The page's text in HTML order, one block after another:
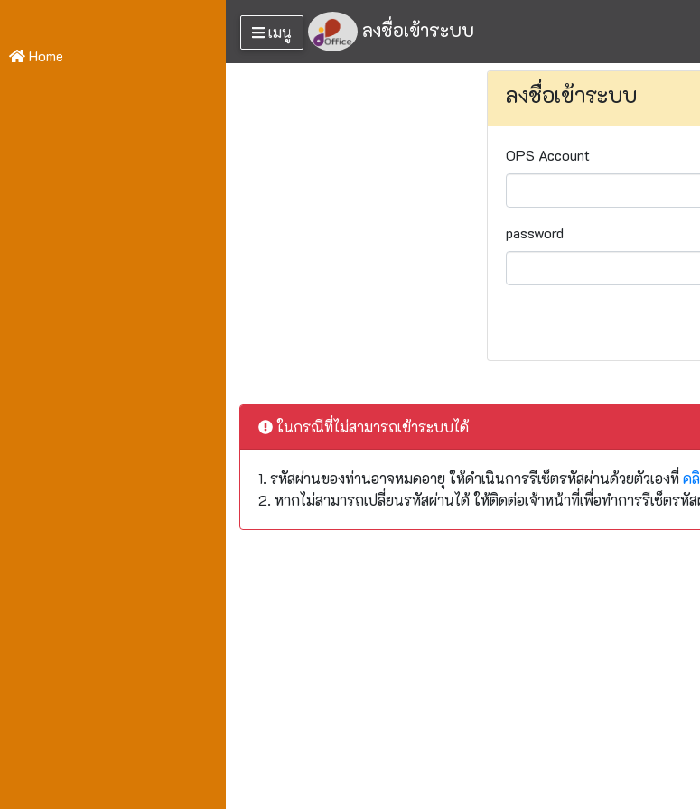
Home
เมนู ลงชื่อเข้าระบบ
ลงชื่อเข้าระบบ
OPS Account
password
ในกรณีที่ไม่สามารถเข้าระบบได้
1. รหัสผ่านของท่านอาจหมดอายุ ให้ดำเนินการรีเซ็ตรหัสผ่านด้วยตัวเองที่ ค
2. หากไม่สามารถเปลี่ยนรหัสผ่านได้ ให้ติดต่อเจ้าหน้าที่เพื่อทำการรีเซ็ตรหั